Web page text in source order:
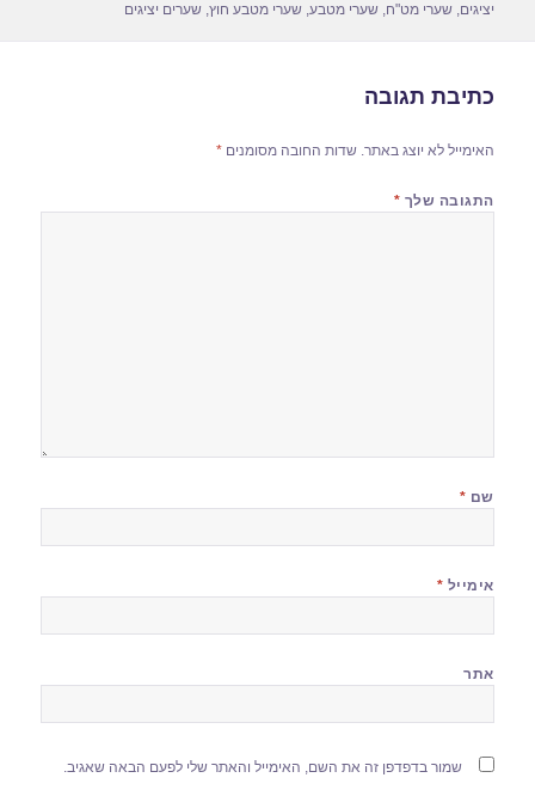
יציגים,שערי מט"ח,שערי מטבע,שערי מטבע חוץ,שערים יציגים
כתיבת תגובה
האימייל לא יוצג באתר. שדות החובה מסומנים*
התגובה שלך *
שם *
אימייל *
אתר
שמור בדפדפן זה את השם, האימייל והאתר שלי לפעם הבאה שאגיב.